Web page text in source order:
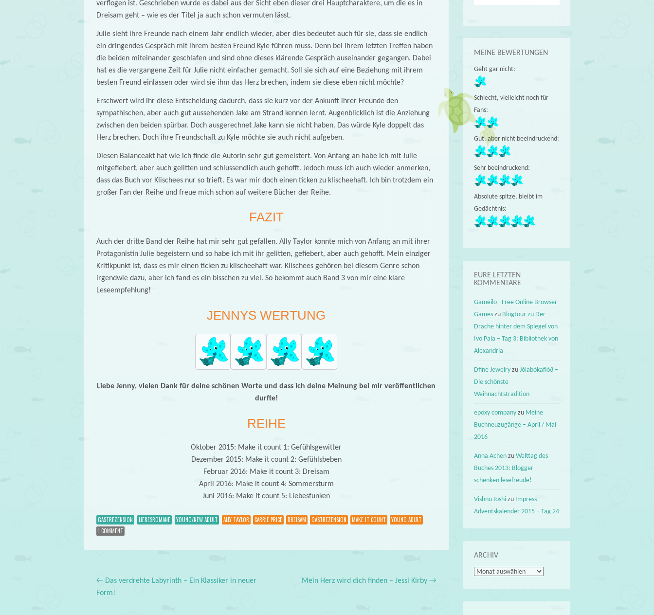
verflogen ist. Geschrieben wurde es dabei aus der Sicht eben dieser drei Hauptcharaktere, um die es in
Dreisam geht – wie es der Titel ja auch schon vermuten lässt.
Julie sieht ihre Freunde nach einem Jahr endlich wieder, aber dies bedeutet auch für sie, dass sie endlich
ein dringendes Gespräch mit ihrem besten Freund Kyle führen muss. Denn bei ihrem letzten Treffen haben
die beiden miteinander geschlafen und sind ohne dieses klärende Gespräch auseinander gegangen. Dabei
hat es die vergangene Zeit für Julie nicht einfacher gemacht. Soll sie sich auf eine Beziehung mit ihrem
besten Freund einlassen oder wird sie ihm das Herz brechen, indem sie diese eben nicht möchte?
Erschwert wird ihr diese Entscheidung dadurch, dass sie kurz vor der Ankunft ihrer Freunde den
sympathischen, aber auch gut aussehenden Jake am Strand kennen lernt. Augenblicklich ist die Anziehung
zwischen den beiden spürbar. Doch ausgerechnet Jake kann sie nicht haben. Das würde Kyle doppelt das
Herz brechen. Doch ihre Freundschaft zu Kyle möchte sie auch nicht aufgeben.
Diesen Balanceakt hat wie ich finde die Autorin sehr gut gemeistert. Von Anfang an habe ich mit Julie
mitgefiebert, aber auch gelitten und schlussendlich auch gehofft. Jedoch muss ich auch wieder anmerken,
dass das Buch vor Klischees nur so trieft. Es war mir doch einen ticken zu klischeehaft. Ich bin trotzdem ein
großer Fan der Reihe und freue mich schon auf weitere Bücher der Reihe.
FAZIT
Auch der dritte Band der Reihe hat mir sehr gut gefallen. Ally Taylor konnte mich von Anfang an mit ihrer
Protagonistin Julie begeistern und so habe ich mit ihr gelitten, gefiebert, aber auch gehofft. Mein einziger
Kritikpunkt ist, dass es mir einen ticken zu klischeehaft war. Klischees gehören bei diesem Genre schon
irgendwie dazu, aber ich fand es ein bisschen zu viel. So bekommt auch Band 3 von mir eine klare
Leseempfehlung!
JENNYS WERTUNG
Liebe Jenny, vielen Dank für deine schönen Worte und dass ich deine Meinung bei mir veröffentlichen
durfte!
REIHE
Oktober 2015: Make it count 1: Gefühlsgewitter
Dezember 2015: Make it count 2: Gefühlsbeben
Februar 2016: Make it count 3: Dreisam
April 2016: Make it count 4: Sommersturm
Juni 2016: Make it count 5: Liebesfunken
GASTREZENSION LIEBESROMANE YOUNG/NEW ADULT ALLY TAYLOR CARRIE PRICE DREISAM GASTREZENSION MAKE IT COUNT
YOUNG ADULT
1 COMMENT
Post navigation
←Das verdrehte Labyrinth – Ein Klassiker in neuer
Form!
Mein Herz wird dich finden – Jessi Kirby→
MEINE BEWERTUNGEN
Geht gar nicht:
Schlecht, vielleicht noch für
Fans:
Gut, aber nicht beeindruckend:
Sehr beeindruckend:
Absolute spitze, bleibt im
Gedächtnis:
EURE LETZTEN
KOMMENTARE
Gameilo - Free Online Browser
Games zu Blogtour zu Der
Drache hinter dem Spiegel von
Ivo Pala – Tag 3: Bibliothek von
Alexandria
Dfine Jewelry zuJólabókaflóð –
Die schönste
Weihnachtstradition
epoxy company zu Meine
Buchneuzugänge – April / Mai
2016
Anna Achen zuWelttag des
Buches 2013: Blogger
schenken lesefreude!
Vishnu Joshi zu Impress
Adventskalender 2015 – Tag 24
ARCHIV
Archiv